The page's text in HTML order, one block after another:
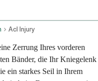
Acl Injury
Zerrung Ihres vorderen
Bänder, die Ihr Kniegelenk
ein starkes Seil in Ihrem